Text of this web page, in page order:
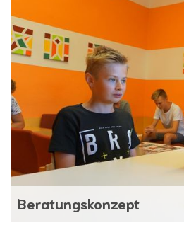
Beratungskonzept